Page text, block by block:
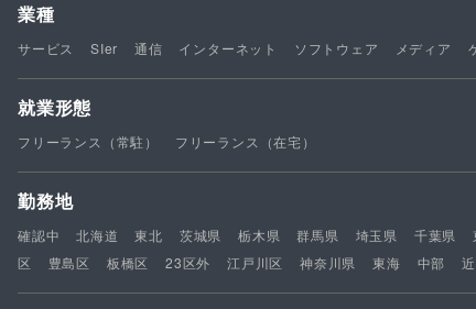
業種
サービス SIer 通信 インターネット ソフトウェア メディア
就業形態
フリーランス（常駐） フリーランス（在宅）
勤務地
確認中 北海道 東北 茨城県 栃木県 群馬県 埼玉県 千葉県
区
豊島区 板橋区 23区外 江戸川区 神奈川県 東海 中部